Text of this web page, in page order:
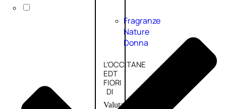
Fragranze
Nature
Donna
L’OCCITANE
EDT
FIORI
DI
Valutato